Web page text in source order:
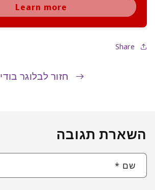
Learn more
Share
חזור לבלוגר בודי
השארת תגובה
שם *